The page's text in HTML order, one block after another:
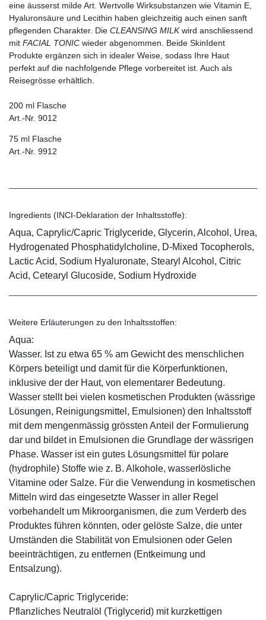
eine äusserst milde Art. Wertvolle Wirksubstanzen wie Vitamin E,
Hyaluronsäure und Lecithin haben gleichzeitig auch einen sanft
pflegenden Charakter. Die CLEANSING MILKwird anschliessend
mit FACIAL TONIC wieder abgenommen. Beide SkinIdent
Produkte ergänzen sich in idealer Weise, sodass Ihre Haut
perfekt auf die nachfolgende Pflege vorbereitet ist. Auch als
Reisegrösse erhältlich.
200 ml Flasche
Art.-Nr. 9012
75 ml Flasche
Art.-Nr. 9912
Ingredients (INCI-Deklaration der Inhaltsstoffe):
Aqua, Caprylic/Capric Triglyceride, Glycerin, Alcohol, Urea,
Hydrogenated Phosphatidylcholine, D-Mixed Tocopherols,
Lactic Acid, Sodium Hyaluronate, Stearyl Alcohol, Citric
Acid, Cetearyl Glucoside, Sodium Hydroxide
Weitere Erläuterungen zu den Inhaltsstoffen:
Aqua:
Wasser. Ist zu etwa 65 % am Gewicht des menschlichen
Körpers beteiligt und damit für die Körperfunktionen,
inklusive der der Haut, von elementarer Bedeutung.
Wasser stellt bei vielen kosmetischen Produkten (wässrige
Lösungen, Reinigungsmittel, Emulsionen) den Inhaltsstoff
mit dem mengenmässig grössten Anteil der Formulierung
dar und bildet in Emulsionen die Grundlage der wässrigen
Phase. Wasser ist ein gutes Lösungsmittel für polare
(hydrophile) Stoffe wie z. B. Alkohole, wasserlösliche
Vitamine oder Salze. Für die Verwendung in kosmetischen
Mitteln wird das eingesetzte Wasser in aller Regel
vorbehandelt um Mikroorganismen, die zum Verderb des
Produktes führen könnten, oder gelöste Salze, die unter
Umständen die Stabilität von Emulsionen oder Gelen
beeinträchtigen, zu entfernen (Entkeimung und
Entsalzung).
Caprylic/Capric Triglyceride:
Pflanzliches Neutralöl (Triglycerid) mit kurzkettigen